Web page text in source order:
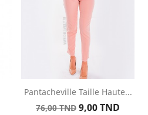
Pantacheville Taille Haute...
Prix
76,00 TND Prix
9,00 TND